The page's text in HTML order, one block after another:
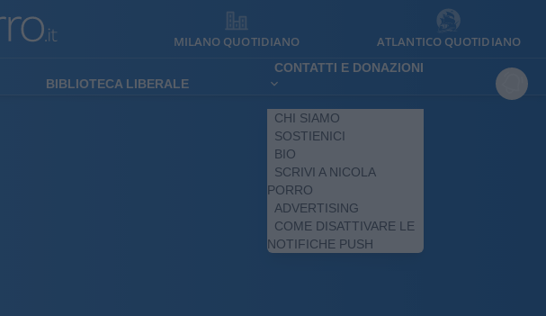
MILANO QUOTIDIANO ATLANTICO QUOTIDIANO
BIBLIOTECA LIBERALE
CONTATTI E DONAZIONI
CHI SIAMO
SOSTIENICI
BIO
SCRIVI A NICOLA
PORRO
ADVERTISING
COME DISATTIVARE LE
NOTIFICHE PUSH